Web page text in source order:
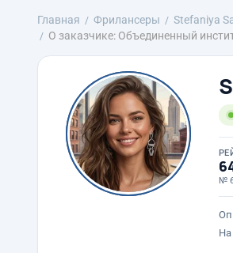
Главная Фрилансеры Stefaniya
О заказчике: Объединенный
№
На